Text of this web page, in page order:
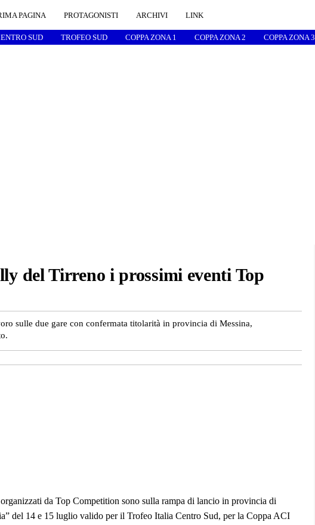
PAGINA PROTAGONISTI ARCHIVI LINK
SUD TROFEO SUD COPPA ZONA 1 COPPA ZONA 2 COPPA ZONA 3
del Tirreno i prossimi eventi Top
sulle due gare con confermata titolarità in provincia di Messina,
da Top Competition sono sulla rampa di lancio in provincia di
del 14 e 15 luglio valido per il Trofeo Italia Centro Sud, per la Coppa ACI